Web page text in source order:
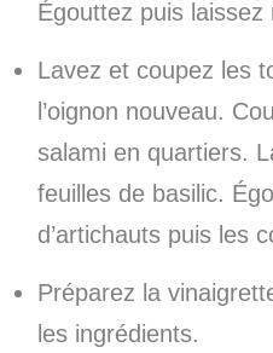
Égouttez puis laissez
Lavez et coupez les
l’oignon nouveau.
salami en quartiers.
feuilles de basilic.
d’artichauts puis les
Préparez la
les ingrédients.